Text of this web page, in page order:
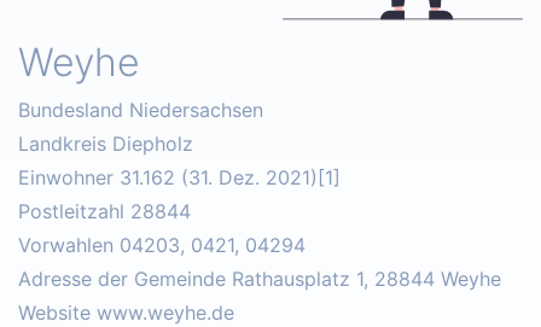
Weyhe
Bundesland Niedersachsen
Landkreis Diepholz
Einwohner 31.162 (31. Dez. 2021)[1]
Postleitzahl 28844
Vorwahlen 04203, 0421, 04294
Adresse der Gemeinde Rathausplatz 1, 28844 Weyhe
Website www.weyhe.de